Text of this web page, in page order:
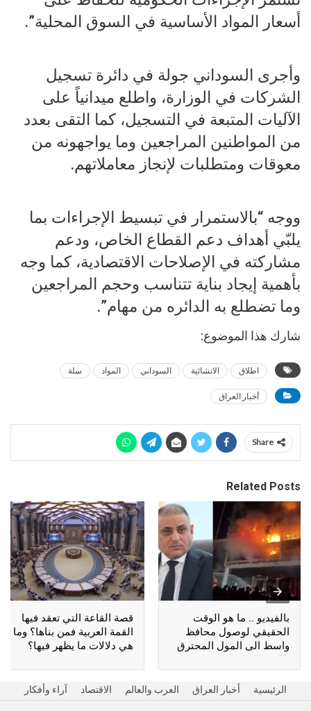
أسعار المواد الأساسية في السوق المحلية”.
وأجرى السوداني جولة في دائرة تسجيل
الشركات في الوزارة، واطلع ميدانياً على
الآليات المتبعة في التسجيل، كما التقى بعدد
من المواطنين المراجعين وما يواجهونه من
معوقات ومتطلبات لإنجاز معاملاتهم.
ووجه “بالاستمرار في تبسيط الإجراءات بما
يلبّي أهداف دعم القطاع الخاص، ودعم
مشاركته في الإصلاحات الاقتصادية، كما وجه
بأهمية إيجاد بناية تتناسب وحجم المراجعين
وما تضطلع به الدائره من مهام”.
شارك هذا الموضوع:
اطلاق الانشائية السوداني المواد سلة
أخبار العراق
Share
Related Posts
بالفيديو .. ما هو الوقت
الحقيقي لوصول محافظ
واسط الى المول المحترق
بالكوت؟
قصة القاعة التي تعقد فيها
القمة العربية فمن بناها؟ وما
هي دلالات ما يظهر فيها؟
الرئيسية أخبار العراق العرب والعالم الاقتصاد آراء وأفكار